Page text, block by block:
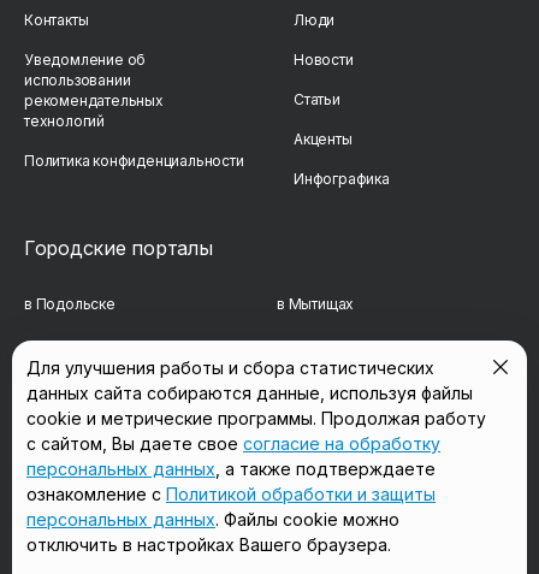
Контакты
Уведомление об
использовании
рекомендательных
технологий
Политика конфиденциальности
Люди
Новости
Статьи
Акценты
Инфографика
Городские порталы
в Подольске в Мытищах
в Сергиевом Посаде в Люберцах
в Красногорске в Королёве
в Домодедово в Щёлково
Мы в соцсетях
Для улучшения работы и сбора статистических
данных сайта собираются данные, используя файлы
cookie и метрические программы. Продолжая работу
с сайтом, Вы даете свое согласие на обработку
персональных данных , а также подтверждаете
ознакомление с Политикой обработки и защиты
персональных данных. Файлы cookie можно
отключить в настройках Вашего браузера.